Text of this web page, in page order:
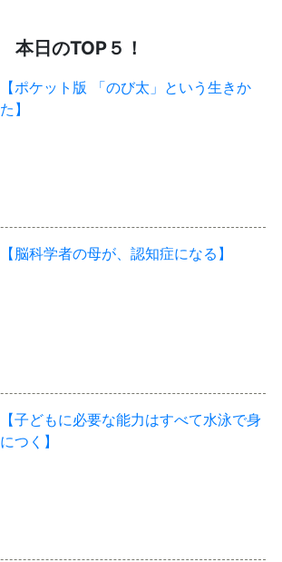
本日のTOP５！
【ポケット版 「のび太」という生きか
た】
【脳科学者の母が、認知症になる】
【子どもに必要な能力はすべて水泳で身
につく】